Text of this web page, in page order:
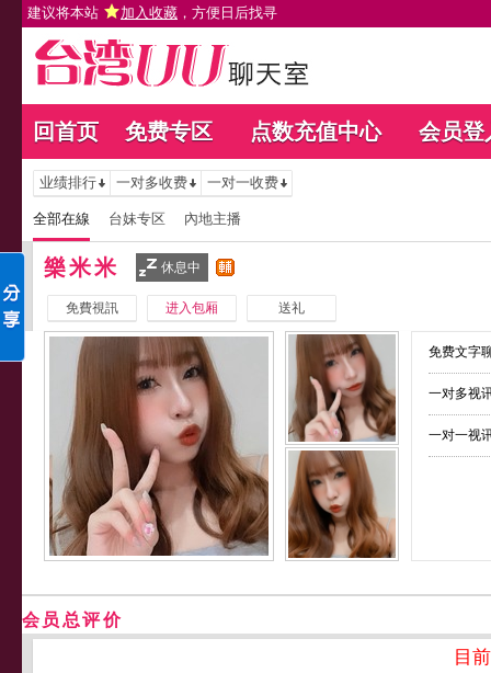
建议将本站 加入收藏 ，方便日后找寻
回首页 免费专区 点数充值中心 会员登
业绩排行 一对多收费 一对一收费
全部在線 台妹专区 內地主播
樂米米 休息中
免費視訊 进入包厢 送礼
免费文字
一对多视
一对一视
会员总评价
目